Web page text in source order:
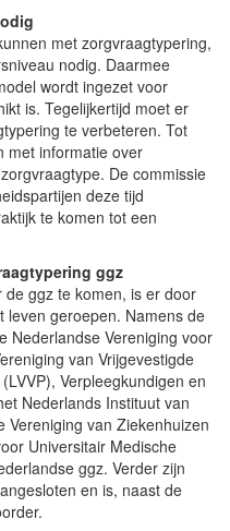
met zorgvraagtypering,
nodig. Daarmee
wordt ingezet voor
is. Tegelijkertijd moet er
te verbeteren. Tot
met informatie over
De commissie
deze tijd
te komen tot een
ggz
ggz te komen, is er door
leven geroepen. Namens de
Nederlandse Vereniging voor
van Vrijgevestigde
Verpleegkundigen en
Nederlands Instituut van
Vereniging van Ziekenhuizen
Universitair Medische
ggz. Verder zijn
en is, naast de